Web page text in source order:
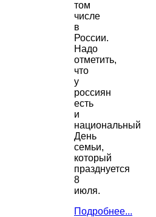
том
числе
в
России.
Надо
отметить,
что
у
россиян
есть
и
национальный
День
семьи,
который
празднуется
8
июля.
Подробнее...